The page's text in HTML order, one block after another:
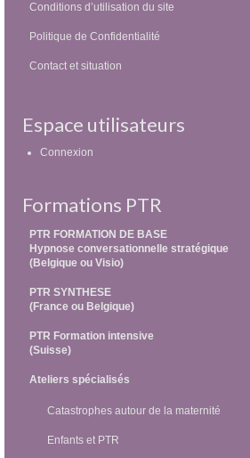
Conditions d’utilisation du site
Politique de Confidentialité
Contact et situation
Espace utilisateurs
Connexion
Formations PTR
PTR FORMATION DE BASE
Hypnose conversationnelle stratégique
(Belgique ou Visio)
PTR SYNTHESE
(France ou Belgique)
PTR Formation intensive
(Suisse)
Ateliers spécialisés
Catastrophes autour de la maternité
Enfants et PTR